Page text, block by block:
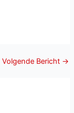
Volgende Bericht →